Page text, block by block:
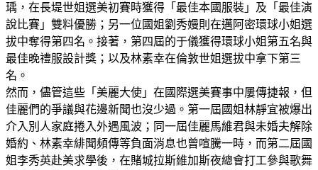
瑀，在長堤世姐選美初賽時獲得「最佳本國服裝」及「最佳演
說比賽」雙料優勝；另一位國姐劉秀嫚則在邁阿密環球小姐選
拔中奪得第四名。接著，第四屆的于儀獲得環球小姐第五名與
最佳晚禮服設計獎；以及林素幸在倫敦世姐選拔中拿下第三
名。
然而，儘管這些「美麗大使」在國際選美賽事中屢傳捷報，但
佳麗們的爭議與花邊新聞也沒少過。第一屆國姐林靜宜被爆出
介入別人家庭捲入外遇風波；同一屆佳麗馬維君與未婚夫解除
婚約、林素幸緋聞頻傳等負面消息也曾喧騰一時，而第二屆國
姐李秀英赴美求學後，在賭城拉斯維加斯夜總會打工參與歌舞